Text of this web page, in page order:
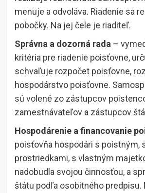
menuje a odvoláva. Riadenie sa
pobočky. Na jej čele je riaditeľ.
Správna a dozorná rada –
kritéria pre riadenie poisťovne,
schvaľuje rozpočet poisťovne,
hospodárstvo poisťovne.
sú volené zo zástupcov
zamestnávateľov a zástupcov
Hospodárenie a financovanie
poisťovňa hospodári s poistným,
prostriedkami, s vlastným
nadobudla svojou činnosťou, a
štátu podľa osobitného predpisu.